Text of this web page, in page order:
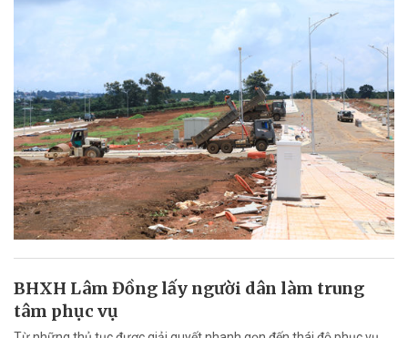
BHXH Lâm Đồng lấy người dân làm trung
tâm phục vụ